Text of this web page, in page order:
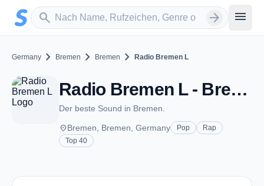
Zum Hauptinhalt springen
search
Sender suchen arrow_forward menu
Germany chevron_right Bremen chevron_right Bremen chevron_right Radio Bremen L
Radio Bremen L - Bremen
Der beste Sound in Bremen.
placeBremen, Bremen, Germany Pop
Rap
Top 40